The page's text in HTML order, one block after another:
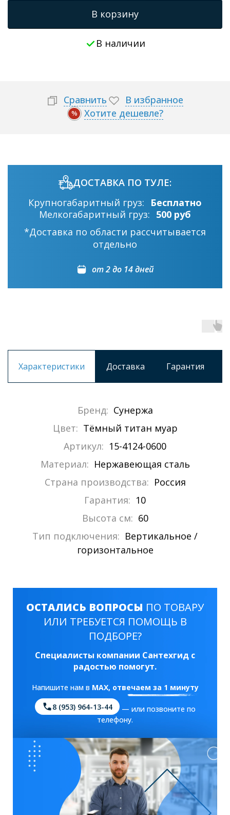
В корзину
В наличии
Сравнить В избранное
% Хотите дешевле?
ДОСТАВКА ПО ТУЛЕ:
Крупногабаритный груз:
Бесплатно
Мелкогабаритный груз: 500 руб
*Доставка по области рассчитывается
отдельно
от 2 до 14 дней
Характеристики Доставка Гарантия
Бренд: Сунержа
Цвет: Тёмный титан муар
Артикул: 15-4124-0600
Материал: Нержавеющая сталь
Страна производства: Россия
Гарантия: 10
Высота см: 60
Тип подключения: Вертикальное /
горизонтальное
ОСТАЛИСЬ ВОПРОСЫ ПО ТОВАРУ
ИЛИ ТРЕБУЕТСЯ ПОМОЩЬ В
ПОДБОРЕ?
Специалисты компании Сантехгид с
радостью помогут.
Напишите нам в MAX, отвечаем за 1 минуту
8 (953) 964-13-44
— или позвоните по
телефону.